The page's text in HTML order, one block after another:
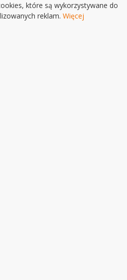
które są wykorzystywane do
reklam. Więcej